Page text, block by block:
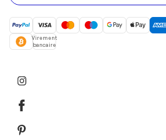
Virement
bancaire